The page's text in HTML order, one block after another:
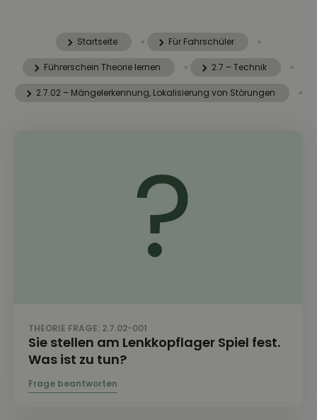
Startseite » Für Fahrschüler »
Führerschein Theorie lernen » 2.7 – Technik »
2.7.02 – Mängelerkennung, Lokalisierung von Störungen »
THEORIE FRAGE: 2.7.02-001
Sie stellen am Lenkkopflager Spiel fest.
Was ist zu tun?